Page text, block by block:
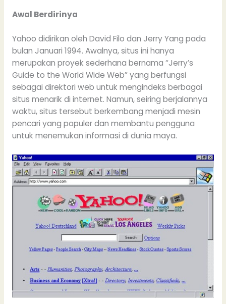
Awal Berdirinya
Yahoo didirikan oleh David Filo dan Jerry Yang pada
bulan Januari 1994. Awalnya, situs ini hanya
merupakan proyek sederhana bernama “Jerry’s
Guide to the World Wide Web” yang berfungsi
sebagai direktori web untuk mengindeks berbagai
situs menarik di internet. Namun, seiring berjalannya
waktu, situs tersebut berkembang menjadi mesin
pencari yang populer dan membantu pengguna
untuk menemukan informasi di dunia maya.